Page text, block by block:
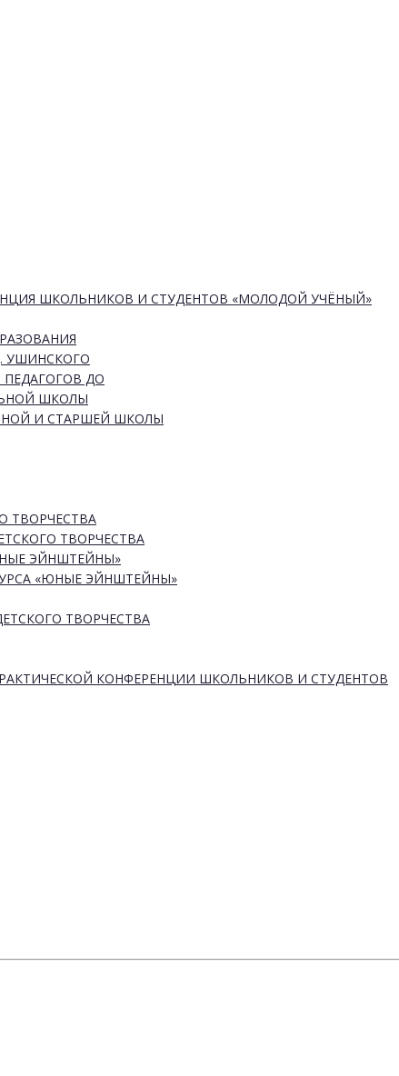
ШКОЛЬНИКОВ И СТУДЕНТОВ «МОЛОДОЙ УЧЁНЫЙ»
УШИНСКОГО
ДО
ШКОЛЫ
И СТАРШЕЙ ШКОЛЫ
ТВОРЧЕСТВА
ТВОРЧЕСТВА
ЭЙНШТЕЙНЫ»
«ЮНЫЕ ЭЙНШТЕЙНЫ»
ТВОРЧЕСТВА
КОНФЕРЕНЦИИ ШКОЛЬНИКОВ И СТУДЕНТОВ